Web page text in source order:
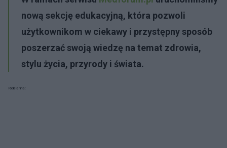
nową sekcję edukacyjną, która pozwoli
użytkownikom w ciekawy i przystępny sposób
poszerzać swoją wiedzę na temat zdrowia,
stylu życia, przyrody i świata.
Reklama: